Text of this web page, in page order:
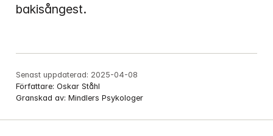
bakisångest.
Senast uppdaterad: 2025-04-08
Författare: Oskar Ståhl
Granskad av: Mindlers Psykologer